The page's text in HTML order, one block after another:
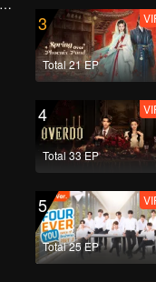
3
Total 21 EP
4
Total 33 EP
5
Total 25 EP